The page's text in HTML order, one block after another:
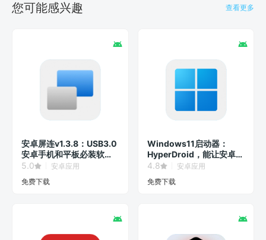
您可能感兴趣 查看更多
安卓屏连v1.3.8：USB3.0
安卓手机和平板必装软
件！
5.0
安卓应用
免费下载
Windows11启动器：
HyperDroid，能让安卓系
统秒变Win11界面！
4.8
安卓应用
免费下载